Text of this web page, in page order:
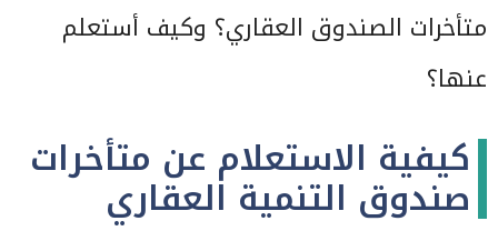
متأخرات الصندوق العقاري؟ وكيف أستعلم
عنها؟
كيفية الاستعلام عن متأخرات
صندوق التنمية العقاري